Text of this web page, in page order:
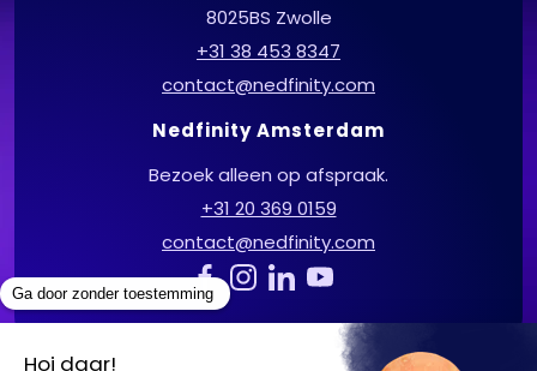
8025BS Zwolle
+31 38 453 8347
contact@nedfinity.com
Nedfinity Amsterdam
Bezoek alleen op afspraak.
+31 20 369 0159
contact@nedfinity.com